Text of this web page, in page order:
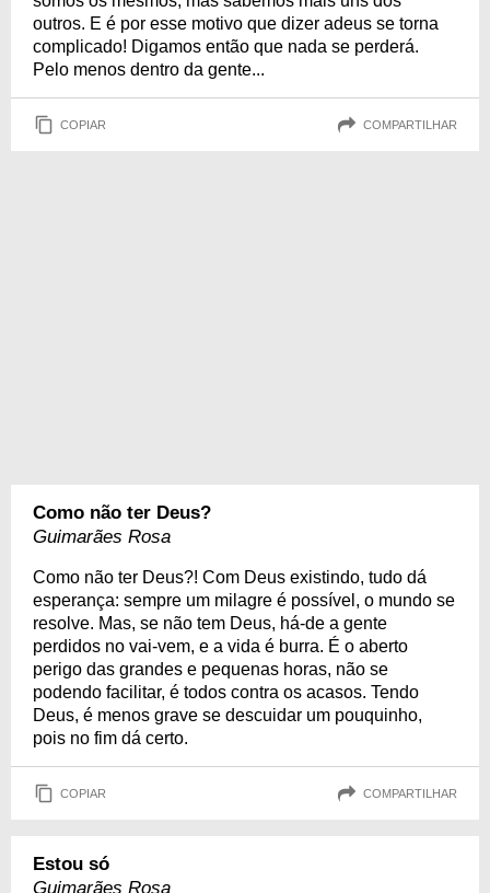
outros. E é por esse motivo que dizer adeus se torna
complicado! Digamos então que nada se perderá.
Pelo menos dentro da gente...
COPIAR COMPARTILHAR
Como não ter Deus?
Guimarães Rosa
Como não ter Deus?! Com Deus existindo, tudo dá
esperança: sempre um milagre é possí­vel, o mundo se
resolve. Mas, se não tem Deus, há-de a gente
perdidos no vai-vem, e a vida é burra. É o aberto
perigo das grandes e pequenas horas, não se
podendo facilitar, é todos contra os acasos. Tendo
Deus, é menos grave se descuidar um pouquinho,
pois no fim dá certo.
COPIAR COMPARTILHAR
Estou só
Guimarães Rosa